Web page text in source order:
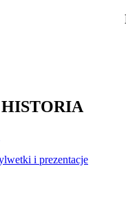
HISTORIA